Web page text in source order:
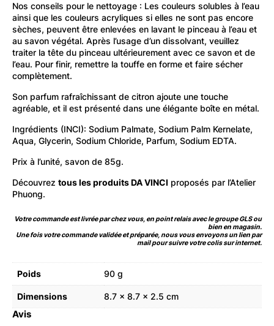
Nos conseils pour le nettoyage : Les couleurs solubles à l’eau
ainsi que les couleurs acryliques si elles ne sont pas encore
sèches, peuvent être enlevées en lavant le pinceau à l’eau et
au savon végétal. Après l’usage d’un dissolvant, veuillez
traiter la tête du pinceau ultérieurement avec ce savon et de
l’eau. Pour finir, remettre la touffe en forme et faire sécher
complètement.
Son parfum rafraîchissant de citron ajoute une touche
agréable, et il est présenté dans une élégante boîte en métal.
Ingrédients (INCI): Sodium Palmate, Sodium Palm Kernelate,
Aqua, Glycerin, Sodium Chloride, Parfum, Sodium EDTA.
Prix à l’unité, savon de 85g.
Découvrez tous les produits DA VINCI proposés par l’Atelier
Phuong.
Votre commande est livrée par chez vous, en point relais avec le groupe GLS ou
bien en magasin.
Une fois votre commande validée et préparée, nous vous envoyons un lien par
mail pour suivre votre colis sur internet.
Poids 90 g
Dimensions 8.7 × 8.7 × 2.5 cm
Avis